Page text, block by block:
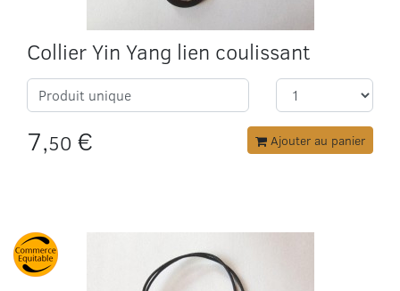
Collier Yin Yang lien coulissant
Produit unique
7,50 € Ajouter au panier